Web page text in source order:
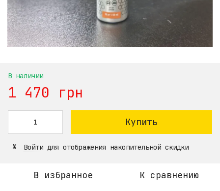
В наличии
1 470 грн
Купить
% Войти для отображения накопительной скидки
В избранное К сравнению